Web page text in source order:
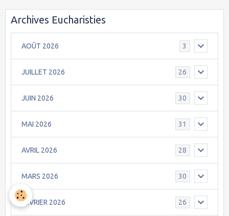
Archives Eucharisties
AOÛT 2026 3
JUILLET 2026 26
JUIN 2026 30
MAI 2026 31
AVRIL 2026 28
MARS 2026 30
FEVRIER 2026 26